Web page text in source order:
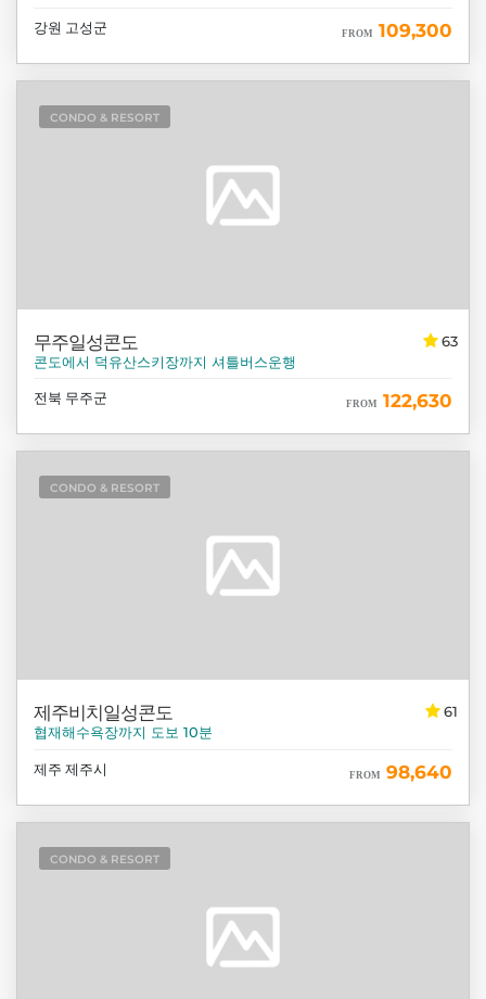
강원 고성군 FROM 109,300
CONDO & RESORT
63
무주일성콘도
콘도에서 덕유산스키장까지 셔틀버스운행
전북 무주군 FROM 122,630
CONDO & RESORT
61
제주비치일성콘도
협재해수욕장까지 도보 10분
제주 제주시 FROM 98,640
CONDO & RESORT